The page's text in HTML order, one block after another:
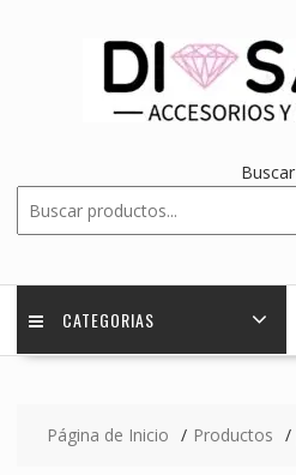
Buscar
CATEGORIAS
Página de Inicio Productos